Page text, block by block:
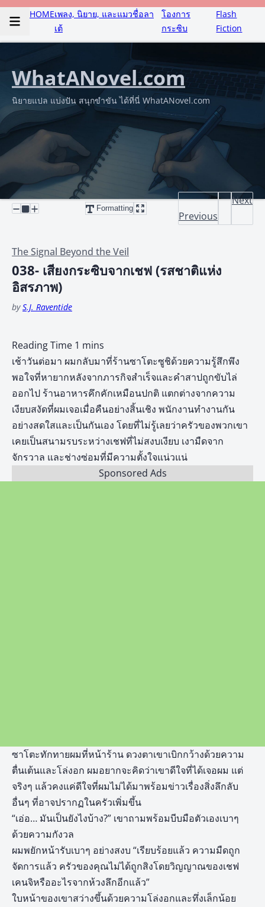
HOMEเพลง, นิยาย, และแมวชื่อลา
เต้
โองการ
กระซิบ
Flash
Fiction
WhatANovel.com
นิยายแปล แบ่งปัน สนุกขำขัน ได้ที่นี่ WhatANovel.com
Formatting
Previous
Next
The Signal Beyond the Veil
038- เสียงกระซิบจากเชฟ (รสชาติแห่ง
อิสรภาพ)
byS.J. Raventide
เช้าวันต่อมา ผมกลับมาที่ร้านซาโตะซูชิด้วยความรู้สึกพึง
พอใจที่หายากหลังจากภารกิจสำเร็จและคำสาปถูกขับไล่
ออกไป ร้านอาหารคึกคักเหมือนปกติ แตกต่างจากความ
เงียบสงัดที่ผมเจอเมื่อคืนอย่างสิ้นเชิง พนักงานทำงานกัน
อย่างสดใสและเป็นกันเอง โดยที่ไม่รู้เลยว่าครัวของพวกเขา
เคยเป็นสนามรบระหว่างเชฟที่ไม่สงบเงียบ เงามืดจาก
จักรวาล และช่างซ่อมที่มีความตั้งใจแน่วแน่
Sponsored Ads
ซาโตะทักทายผมที่หน้าร้าน ดวงตาเขาเบิกกว้างด้วยความ
ตื่นเต้นและโล่งอก ผมอยากจะคิดว่าเขาดีใจที่ได้เจอผม แต่
จริงๆ แล้วคงแค่ดีใจที่ผมไม่ได้มาพร้อมข่าวเรื่องสิ่งลึกลับ
อื่นๆ ที่อาจปรากฏในครัวเพิ่มขึ้น
“เอ่อ… มันเป็นยังไงบ้าง?” เขาถามพร้อมบีบมือตัวเองเบาๆ
ด้วยความกังวล
ผมพยักหน้ารับเบาๆ อย่างสงบ “เรียบร้อยแล้ว ความมืดถูก
จัดการแล้ว ครัวของคุณไม่ได้ถูกสิงโดยวิญญาณของเชฟ
เคนจิหรืออะไรจากห้วงลึกอีกแล้ว”
ใบหน้าของเขาสว่างขึ้นด้วยความโล่งอกและทึ่งเล็กน้อย